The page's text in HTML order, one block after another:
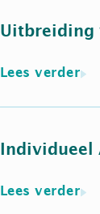
Uitbreiding
Lees verder
Individueel
Lees verder